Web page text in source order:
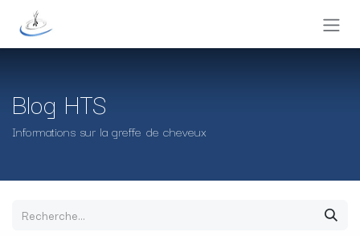
Se rendre au contenu
Blog HTS
Informations sur la greffe de cheveux